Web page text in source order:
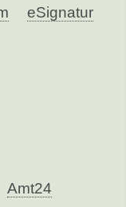
eSignatur
Amt24